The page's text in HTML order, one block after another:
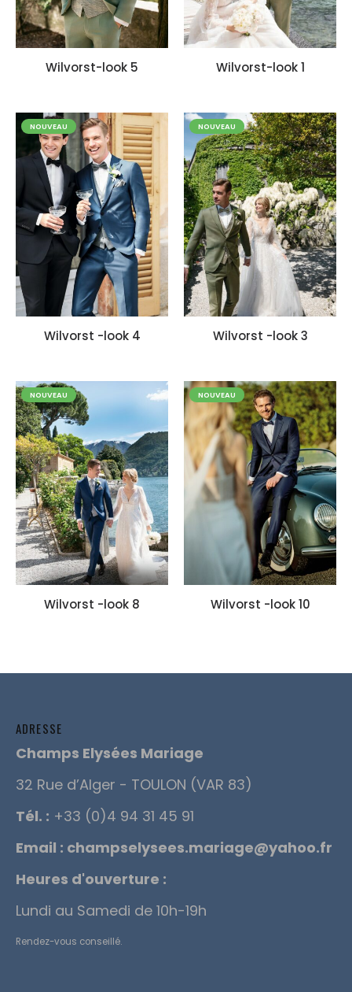
Wilvorst-look 5 Wilvorst-look 1
NOUVEAU
Wilvorst -look 4
NOUVEAU
Wilvorst -look 3
NOUVEAU
Wilvorst -look 8
NOUVEAU
Wilvorst -look 10
ADRESSE
Champs Elysées Mariage
32 Rue d’Alger - TOULON (VAR 83)
Tél. : +33 (0)4 94 31 45 91
Email : champselysees.mariage@yahoo.fr
Heures d'ouverture :
Lundi au Samedi de 10h-19h
Rendez-vous conseillé.